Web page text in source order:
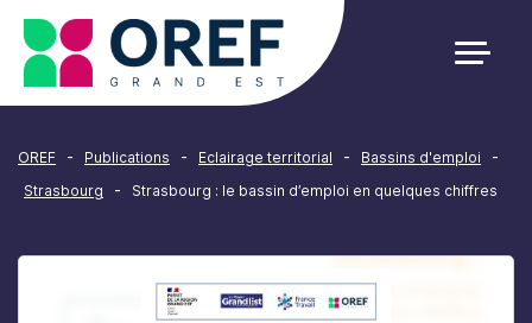
OREF - Publications - Eclairage territorial - Bassins d'emploi -
Strasbourg - Strasbourg : le bassin d’emploi en quelques chiffres